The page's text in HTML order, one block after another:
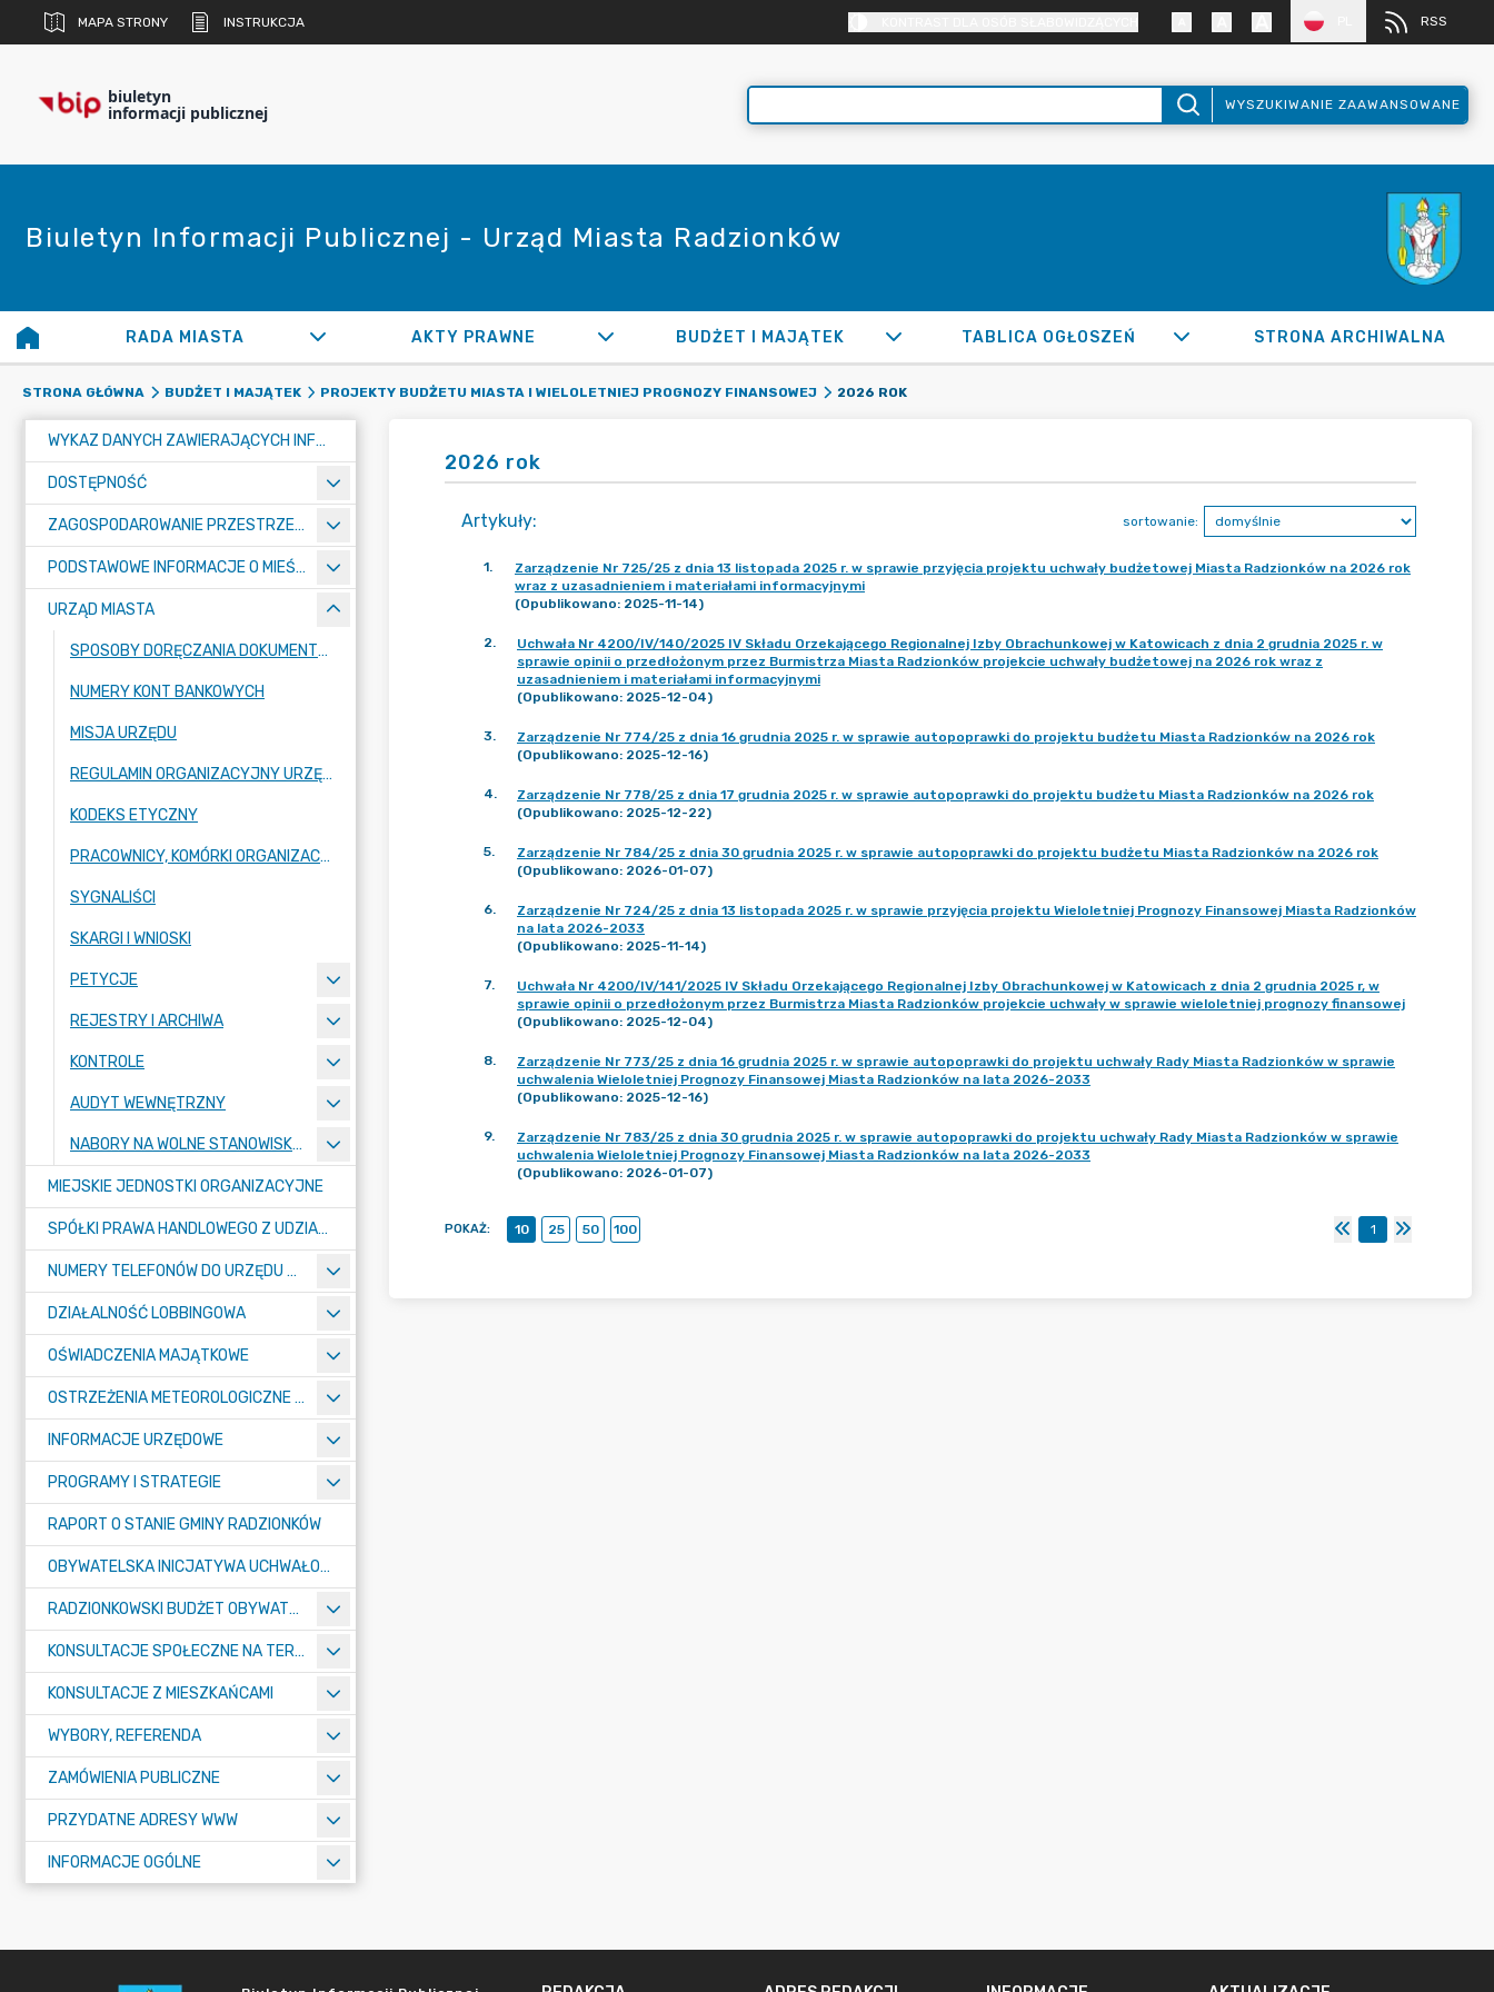
MAPA STRONY INSTRUKCJA RSS
biuletyn
informacji publicznej WYSZUKIWANIE ZAAWANSOWANE
Biuletyn Informacji Publicznej - Urząd Miasta Radzionków
RADA MIASTA AKTY PRAWNE BUDŻET I MAJĄTEK TABLICA OGŁOSZEŃ STRONA ARCHIWALNA
STRONA GŁÓWNA BUDŻET I MAJĄTEK PROJEKTY BUDŻETU MIASTA I WIELOLETNIEJ PROGNOZY FINANSOWEJ 2026 ROK
WYKAZ DANYCH ZAWIERAJĄCYCH INFORMACJE O ŚRODOWISKU I JEGO OCHRONIE
DOSTĘPNOŚĆ
ZAGOSPODAROWANIE PRZESTRZENNE
PODSTAWOWE INFORMACJE O MIEŚCIE
URZĄD MIASTA
SPOSOBY DORĘCZANIA DOKUMENTÓW DO URZĘDU MIASTA RADZIONKÓW
NUMERY KONT BANKOWYCH
MISJA URZĘDU
REGULAMIN ORGANIZACYJNY URZĘDU
KODEKS ETYCZNY
PRACOWNICY, KOMÓRKI ORGANIZACYJNE URZĘDU
SYGNALIŚCI
SKARGI I WNIOSKI
PETYCJE
REJESTRY I ARCHIWA
KONTROLE
AUDYT WEWNĘTRZNY
NABORY NA WOLNE STANOWISKA PRACY
MIEJSKIE JEDNOSTKI ORGANIZACYJNE
SPÓŁKI PRAWA HANDLOWEGO Z UDZIAŁEM GMINY
NUMERY TELEFONÓW DO URZĘDU MIASTA, MIEJSKICH JEDNOSTEK ORGANIZACYJNYCH ORAZ SPÓŁEK PRAWA HANDLOWEGO Z UDZIAŁEM GMINY
DZIAŁALNOŚĆ LOBBINGOWA
OŚWIADCZENIA MAJĄTKOWE
OSTRZEŻENIA METEOROLOGICZNE O ZŁYM STANIE POWIETRZA I INNE
INFORMACJE URZĘDOWE
PROGRAMY I STRATEGIE
RAPORT O STANIE GMINY RADZIONKÓW
OBYWATELSKA INICJATYWA UCHWAŁODAWCZA
RADZIONKOWSKI BUDŻET OBYWATELSKI
KONSULTACJE SPOŁECZNE NA TERENIE MIASTA RADZIONKÓW
KONSULTACJE Z MIESZKAŃCAMI
WYBORY, REFERENDA
ZAMÓWIENIA PUBLICZNE
PRZYDATNE ADRESY WWW
INFORMACJE OGÓLNE
2026 rok
Artykuły: sortowanie:
1.
Zarządzenie Nr 725/25 z dnia 13 listopada 2025 r. w sprawie przyjęcia projektu uchwały budżetowej Miasta Radzionków na 2026 rok
wraz z uzasadnieniem i materiałami informacyjnymi
(Opublikowano: 2025-11-14)
2.
Uchwała Nr 4200/IV/140/2025 IV Składu Orzekającego Regionalnej Izby Obrachunkowej w Katowicach z dnia 2 grudnia 2025 r. w
sprawie opinii o przedłożonym przez Burmistrza Miasta Radzionków projekcie uchwały budżetowej na 2026 rok wraz z
uzasadnieniem i materiałami informacyjnymi
(Opublikowano: 2025-12-04)
3.
Zarządzenie Nr 774/25 z dnia 16 grudnia 2025 r. w sprawie autopoprawki do projektu budżetu Miasta Radzionków na 2026 rok
(Opublikowano: 2025-12-16)
4.
Zarządzenie Nr 778/25 z dnia 17 grudnia 2025 r. w sprawie autopoprawki do projektu budżetu Miasta Radzionków na 2026 rok
(Opublikowano: 2025-12-22)
5.
Zarządzenie Nr 784/25 z dnia 30 grudnia 2025 r. w sprawie autopoprawki do projektu budżetu Miasta Radzionków na 2026 rok
(Opublikowano: 2026-01-07)
6.
Zarządzenie Nr 724/25 z dnia 13 listopada 2025 r. w sprawie przyjęcia projektu Wieloletniej Prognozy Finansowej Miasta Radzionków
na lata 2026-2033
(Opublikowano: 2025-11-14)
7.
Uchwała Nr 4200/IV/141/2025 IV Składu Orzekającego Regionalnej Izby Obrachunkowej w Katowicach z dnia 2 grudnia 2025 r, w
sprawie opinii o przedłożonym przez Burmistrza Miasta Radzionków projekcie uchwały w sprawie wieloletniej prognozy finansowej
(Opublikowano: 2025-12-04)
8.
Zarządzenie Nr 773/25 z dnia 16 grudnia 2025 r. w sprawie autopoprawki do projektu uchwały Rady Miasta Radzionków w sprawie
uchwalenia Wieloletniej Prognozy Finansowej Miasta Radzionków na lata 2026-2033
(Opublikowano: 2025-12-16)
9.
Zarządzenie Nr 783/25 z dnia 30 grudnia 2025 r. w sprawie autopoprawki do projektu uchwały Rady Miasta Radzionków w sprawie
uchwalenia Wieloletniej Prognozy Finansowej Miasta Radzionków na lata 2026-2033
(Opublikowano: 2026-01-07)
POKAŻ: 10 25 50 100 1